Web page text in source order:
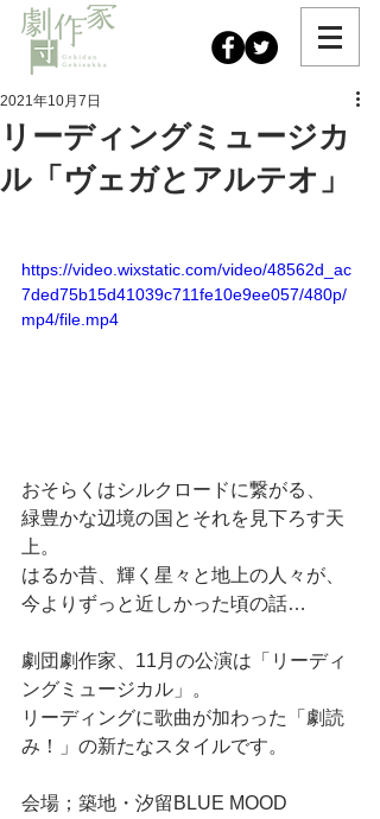
リーディングミュージカ
ル「ヴェガとアルテオ」
2021年10月7日
https://video.wixstatic.com/video/48562d_ac
7ded75b15d41039c711fe10e9ee057/480p/
mp4/file.mp4
おそらくはシルクロードに繋がる、
緑豊かな辺境の国とそれを見下ろす天
上。
はるか昔、輝く星々と地上の人々が、
今よりずっと近しかった頃の話…
劇団劇作家、11月の公演は「リーディ
ングミュージカル」。
リーディングに歌曲が加わった「劇読
み！」の新たなスタイルです。
会場；築地・汐留BLUE MOOD